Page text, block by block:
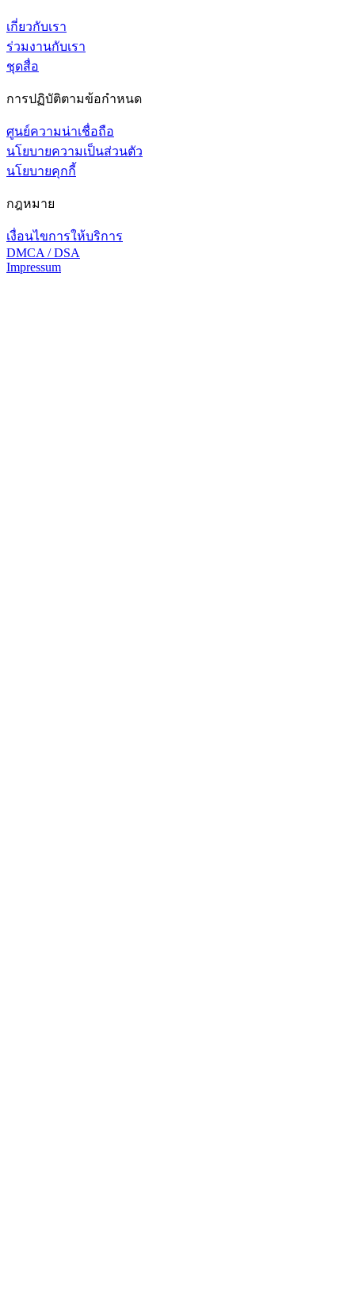
เกี่ยวกับเรา
ร่วมงานกับเรา
ชุดสื่อ
การปฏิบัติตามข้อกำหนด
ศูนย์ความน่าเชื่อถือ
นโยบายความเป็นส่วนตัว
นโยบายคุกกี้
กฎหมาย
เงื่อนไขการให้บริการ
DMCA / DSA
Impressum